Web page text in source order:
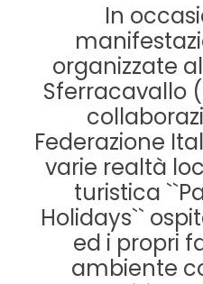
In
organizzate
Sferracavallo
Federazione
varie realtà
turistica
Holidays``
ed i propri
ambiente